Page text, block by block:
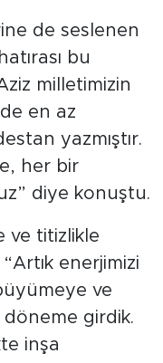
de seslenen
bu
milletimizin
en az
yazmıştır.
her bir
diye konuştu.
ve titizlikle
enerjimizi
ve
döneme girdik.
inşa